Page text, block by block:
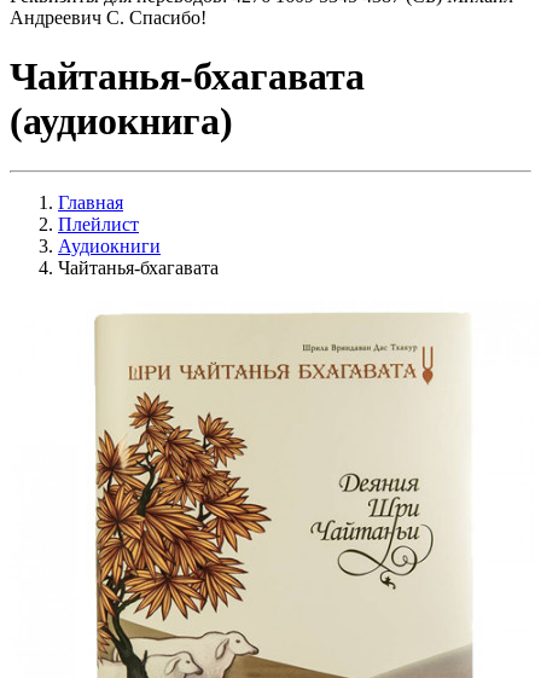
Андреевич С. Спасибо!
Чайтанья-бхагавата
(аудиокнига)
Главная
Плейлист
Аудиокниги
Чайтанья-бхагавата